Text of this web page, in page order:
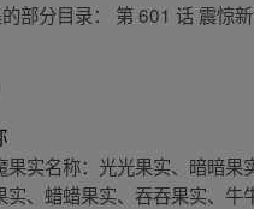
部分目录： 第 601 话 震惊
实名称：光光果实、暗暗
、蜡蜡果实、吞吞果实、牛